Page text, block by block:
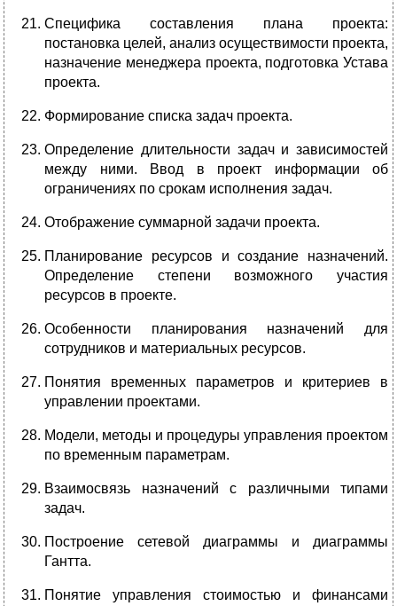
Специфика составления плана проекта:
постановка целей, анализ осуществимости проекта,
назначение менеджера проекта, подготовка Устава
проекта.
Формирование списка задач проекта.
Определение длительности задач и зависимостей
между ними. Ввод в проект информации об
ограничениях по срокам исполнения задач.
Отображение суммарной задачи проекта.
Планирование ресурсов и создание назначений.
Определение степени возможного участия
ресурсов в проекте.
Особенности планирования назначений для
сотрудников и материальных ресурсов.
Понятия временных параметров и критериев в
управлении проектами.
Модели, методы и процедуры управления проектом
по временным параметрам.
Взаимосвязь назначений с различными типами
задач.
Построение сетевой диаграммы и диаграммы
Гантта.
Понятие управления
стоимостью и финансами